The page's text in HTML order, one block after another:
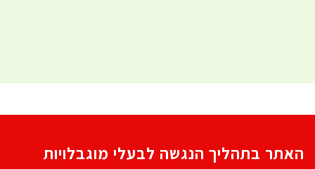
האתר בתהליך הנגשה לבעלי מוגבלויות